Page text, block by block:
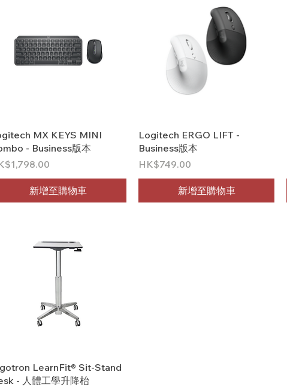
快速瀏覽
MX KEYS MINI
- Business版本
新增至購物車
快速瀏覽
Logitech ERGO LIFT -
Business版本
價格
HK$749.00
新增至購物車
快速瀏覽
LearnFit® Sit-Stand
- 人體工學升降枱